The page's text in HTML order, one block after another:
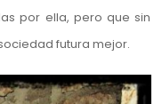
por ella, pero que sin
futura mejor.